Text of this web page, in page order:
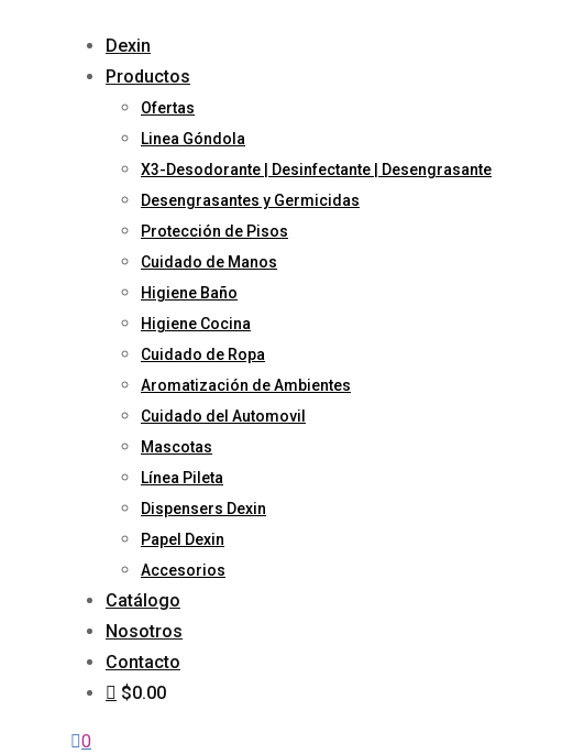
Dexin
Productos
Ofertas
Linea Góndola
X3-Desodorante | Desinfectante | Desengrasante
Desengrasantes y Germicidas
Protección de Pisos
Cuidado de Manos
Higiene Baño
Higiene Cocina
Cuidado de Ropa
Aromatización de Ambientes
Cuidado del Automovil
Mascotas
Línea Pileta
Dispensers Dexin
Papel Dexin
Accesorios
Catálogo
Nosotros
Contacto
$0.00
0